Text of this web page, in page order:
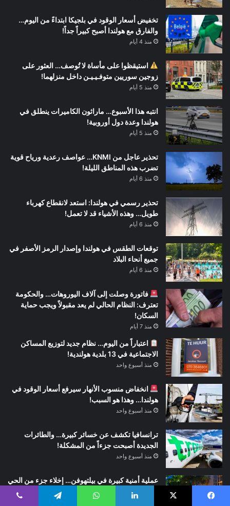
تخفيض أسعار الوقود في بلجيكا ابتداءً من اليوم…
والفارق مع هولندا أصبح كبيراً جداً!
منذ 4 أيام
استيقظوا على مأساة لا تُوصف… العثور على
زوجين سوريين متوفـيـيـن داخل منزلهما!
منذ 5 أيام
انتبه هذا الأسبوع… ماراثون الكاميرات ينطلق في
هولندا وعدة دول أوروبية!
منذ 5 أيام
تحذير عاجل من KNMI… عواصف رعدية ورياح قوية
تضرب هذه المناطق الليلة!
منذ 6 أيام
تحذير رسمي في هولندا: استعد لانقطاع كهرباء
طويل… وهذه الأشياء قد لا تعمل!
منذ 6 أيام
توقعات الطقس في هولندا وإصدار الرمز الأصفر في
جميع أنحاء البلاد
منذ 6 أيام
فاتورة وصلت إلى آلاف اليوروهات… والحكومة
تعترف: النظام الحالي لم يعد مقبولاً ويجب حماية
السكان!
منذ 7 أيام
اعتباراً من اليوم… نظام جديد لتوزيع المساكن
الاجتماعية في 13 بلدية هولندية!
منذ أسبوع واحد
انخفاض منسوب الأنهار سيرفع أسعار الوقود في
هولندا… وهذا هو السبب!
منذ أسبوع واحد
ترانسافيا تكشف عن خسائر كبيرة… والطائرات
الجديدة أصبحت جزءاً من المشكلة!
منذ أسبوع واحد
عملية أمنية كبيرة في بيلتهوفن… إخلاء جزء من الحي
احترازياً والشرطة تطوق المنطقة